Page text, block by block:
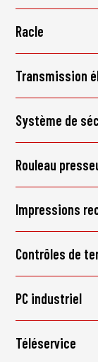
Racle
Transmission
Système de
Rouleau
Impressions
Contrôles de
PC industriel
Téléservice